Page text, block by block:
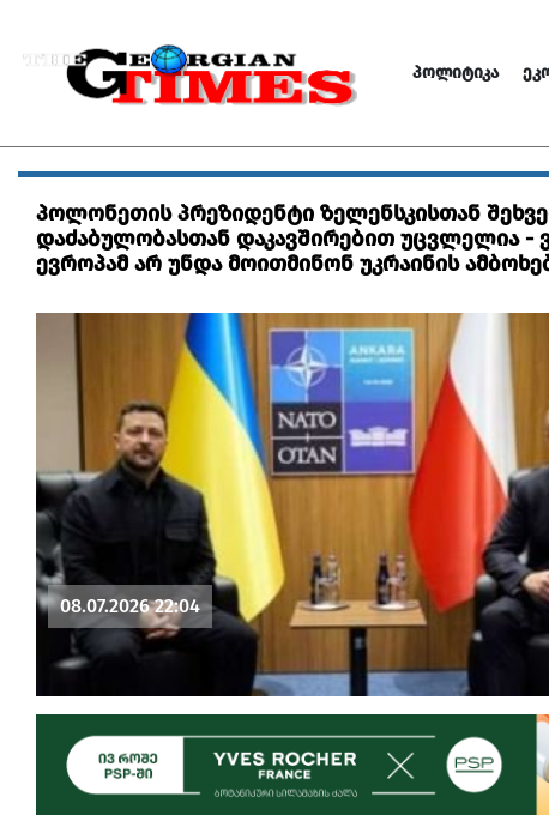
ᲞᲝᲚᲘᲢᲘᲙᲐ
პოლონეთის პრეზიდენტი ზელენსკისთან
დაძაბულობასთან დაკავშირებით უცვლელია
ევროპამ არ უნდა მოითმინონ უკრაინის
08.07.2026 22:04